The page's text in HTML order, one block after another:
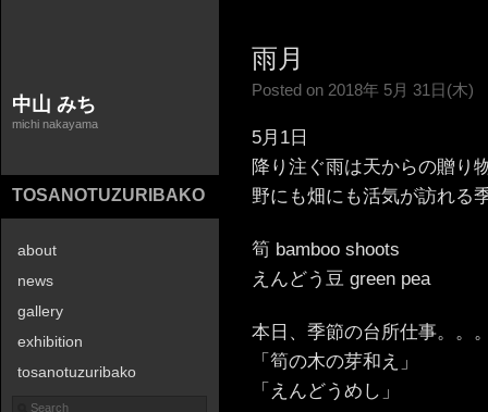
中山 みち
michi nakayama
TOSANOTUZURIBAKO
about
news
gallery
exhibition
tosanotuzuribako
contact
雨月
Posted on 2018年 5月 31日(木)
5月1日
降り注ぐ雨は天からの贈り
野にも畑にも活気が訪れる
筍 bamboo shoots
えんどう豆 green pea
本日、季節の台所仕事。。
「筍の木の芽和え」
「えんどうめし」